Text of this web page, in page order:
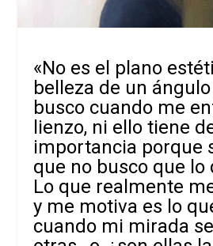
«No es el plano
belleza de un
busco cuando me
lienzo, ni ello tiene
importancia porque
que no busco que lo
Lo que realmente
y me motiva es lo
cuando mi mirada